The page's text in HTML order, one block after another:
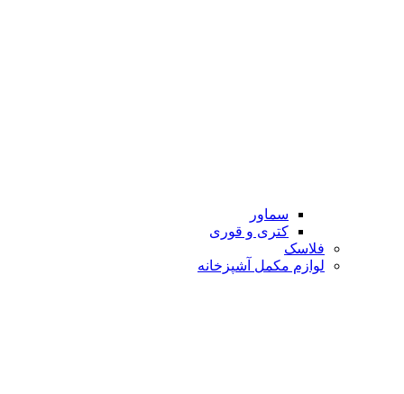
سماور
کتری و قوری
فلاسک
لوازم مکمل آشپزخانه